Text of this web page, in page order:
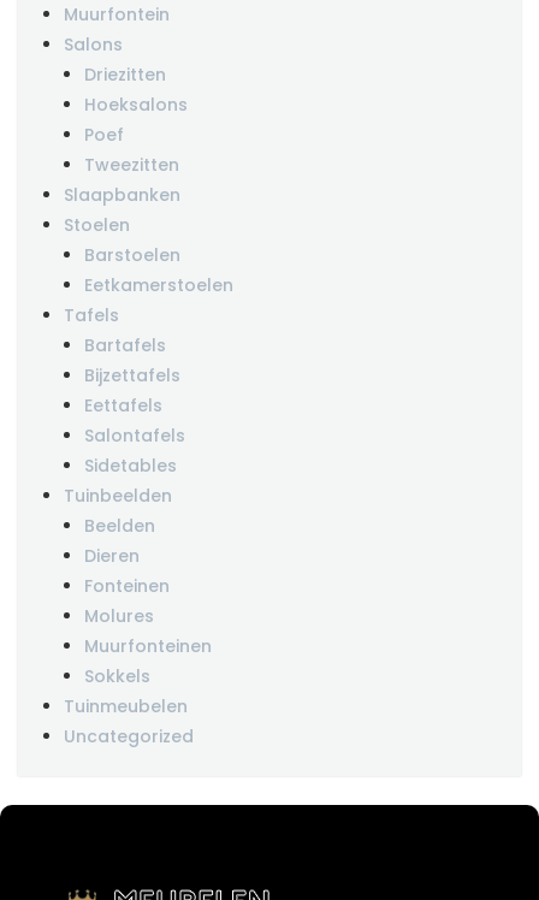
Muurfontein
Salons
Driezitten
Hoeksalons
Poef
Tweezitten
Slaapbanken
Stoelen
Barstoelen
Eetkamerstoelen
Tafels
Bartafels
Bijzettafels
Eettafels
Salontafels
Sidetables
Tuinbeelden
Beelden
Dieren
Fonteinen
Molures
Muurfonteinen
Sokkels
Tuinmeubelen
Uncategorized